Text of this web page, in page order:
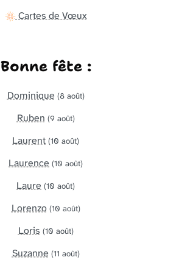
Cartes de Vœux
Bonne fête :
Dominique (8 août)
Ruben (9 août)
Laurent (10 août)
Laurence (10 août)
Laure (10 août)
Lorenzo (10 août)
Loris (10 août)
Suzanne (11 août)